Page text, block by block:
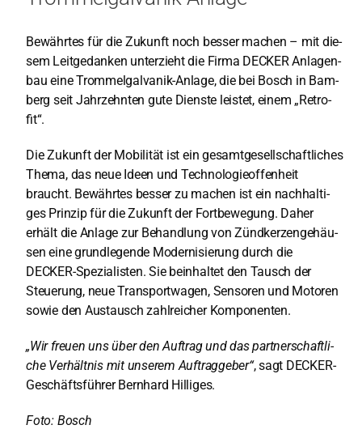
Unter­neh­men
DE
Bewähr­tes für die Zukunft noch bes­ser machen – mit die­
sem Leit­ge­dan­ken unter­zieht die Fir­ma DECKER Anla­gen­
bau eine Trom­mel­gal­va­nik-Anla­ge, die bei Bosch in Bam­
berg seit Jahr­zehn­ten gute Diens­te leis­tet, einem „Retro­
fit“.
Die Zukunft der Mobi­li­tät ist ein gesamt­ge­sell­schaft­li­ches
The­ma, das neue Ideen und Tech­no­lo­gie­of­fen­heit
braucht. Bewähr­tes bes­ser zu machen ist ein nach­hal­ti­
ges Prin­zip für die Zukunft der Fort­be­we­gung. Daher
erhält die Anla­ge zur Behand­lung von Zünd­ker­zen­ge­häu­
sen eine grund­le­gen­de Moder­ni­sie­rung durch die
DECKER-Spe­zia­lis­ten. Sie beinhal­tet den Tausch der
Steue­rung, neue Trans­port­wa­gen, Sen­so­ren und Moto­ren
sowie den Aus­tausch zahl­rei­cher Kom­po­nen­ten.
„Wir freu­en uns über den Auf­trag und das part­ner­schaft­li­
che Ver­hält­nis mit unse­rem Auf­trag­ge­ber“, sagt DECKER-
Geschäfts­füh­rer Bern­hard Hil­li­ges.
Foto: Bosch